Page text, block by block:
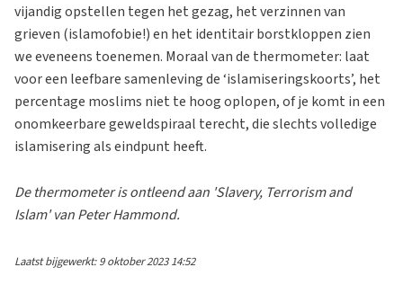
vijandig opstellen tegen het gezag, het verzinnen van
grieven (islamofobie!) en het identitair borstkloppen zien
we eveneens toenemen. Moraal van de thermometer: laat
voor een leefbare samenleving de ‘islamiseringskoorts’, het
percentage moslims niet te hoog oplopen, of je komt in een
onomkeerbare geweldspiraal terecht, die slechts volledige
islamisering als eindpunt heeft.
De thermometer is ontleend aan 'Slavery, Terrorism and
Islam' van Peter Hammond.
Laatst bijgewerkt: 9 oktober 2023 14:52